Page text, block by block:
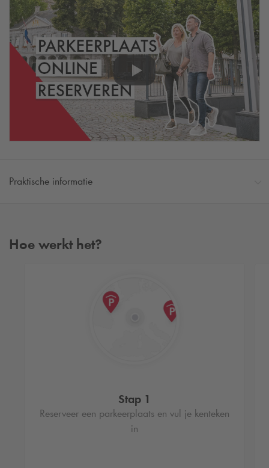
Praktische informatie
Hoe werkt het?
Stap 1
Reserveer een parkeerplaats en vul je kenteken
in